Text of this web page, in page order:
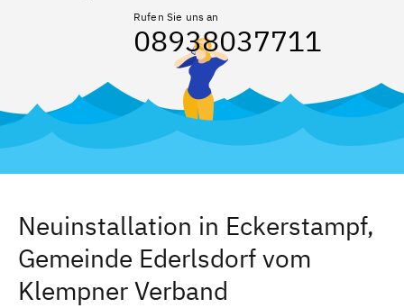
Rufen Sie uns an
08938037711
Neuinstallation in Eckerstampf,
Gemeinde Ederlsdorf vom
Klempner Verband